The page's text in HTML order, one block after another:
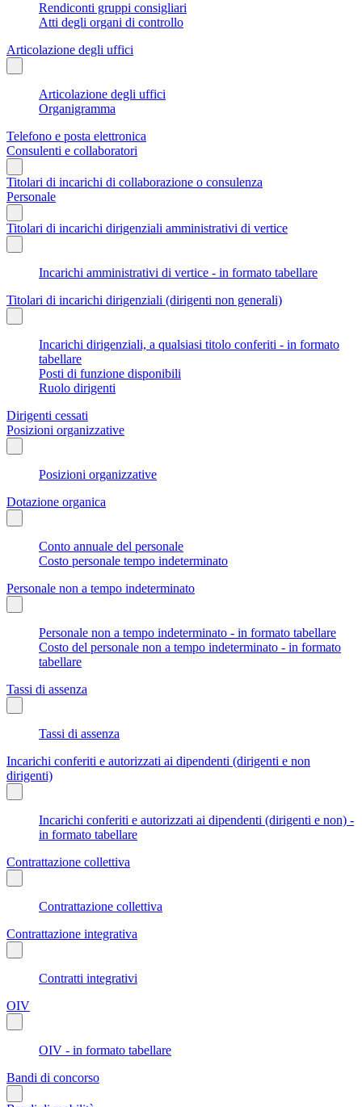
Rendiconti gruppi consigliari
Atti degli organi di controllo
Articolazione degli uffici
Articolazione degli uffici
Organigramma
Telefono e posta elettronica
Consulenti e collaboratori
Titolari di incarichi di collaborazione o consulenza
Personale
Titolari di incarichi dirigenziali amministrativi di vertice
Incarichi amministrativi di vertice - in formato tabellare
Titolari di incarichi dirigenziali (dirigenti non generali)
Incarichi dirigenziali, a qualsiasi titolo conferiti - in formato
tabellare
Posti di funzione disponibili
Ruolo dirigenti
Dirigenti cessati
Posizioni organizzative
Posizioni organizzative
Dotazione organica
Conto annuale del personale
Costo personale tempo indeterminato
Personale non a tempo indeterminato
Personale non a tempo indeterminato - in formato tabellare
Costo del personale non a tempo indeterminato - in formato
tabellare
Tassi di assenza
Tassi di assenza
Incarichi conferiti e autorizzati ai dipendenti (dirigenti e non
dirigenti)
Incarichi conferiti e autorizzati ai dipendenti (dirigenti e non) -
in formato tabellare
Contrattazione collettiva
Contrattazione collettiva
Contrattazione integrativa
Contratti integrativi
OIV
OIV - in formato tabellare
Bandi di concorso